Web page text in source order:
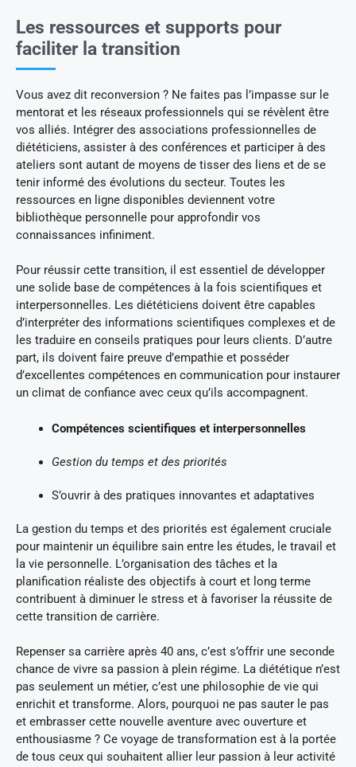
Les ressources et supports pour
faciliter la transition
Vous avez dit reconversion ? Ne faites pas l’impasse sur le
mentorat et les réseaux professionnels qui se révèlent être
vos alliés. Intégrer des associations professionnelles de
diététiciens, assister à des conférences et participer à des
ateliers sont autant de moyens de tisser des liens et de se
tenir informé des évolutions du secteur. Toutes les
ressources en ligne disponibles deviennent votre
bibliothèque personnelle pour approfondir vos
connaissances infiniment.
Pour réussir cette transition, il est essentiel de développer
une solide base de compétences à la fois scientifiques et
interpersonnelles. Les diététiciens doivent être capables
d’interpréter des informations scientifiques complexes et de
les traduire en conseils pratiques pour leurs clients. D’autre
part, ils doivent faire preuve d’empathie et posséder
d’excellentes compétences en communication pour instaurer
un climat de confiance avec ceux qu’ils accompagnent.
Compétences scientifiques et interpersonnelles
Gestion du temps et des priorités
S’ouvrir à des pratiques innovantes et adaptatives
La gestion du temps et des priorités est également cruciale
pour maintenir un équilibre sain entre les études, le travail et
la vie personnelle. L’organisation des tâches et la
planification réaliste des objectifs à court et long terme
contribuent à diminuer le stress et à favoriser la réussite de
cette transition de carrière.
Repenser sa carrière après 40 ans, c’est s’offrir une seconde
chance de vivre sa passion à plein régime. La diététique n’est
pas seulement un métier, c’est une philosophie de vie qui
enrichit et transforme. Alors, pourquoi ne pas sauter le pas
et embrasser cette nouvelle aventure avec ouverture et
enthousiasme ? Ce voyage de transformation est à la portée
de tous ceux qui souhaitent allier leur passion à leur activité